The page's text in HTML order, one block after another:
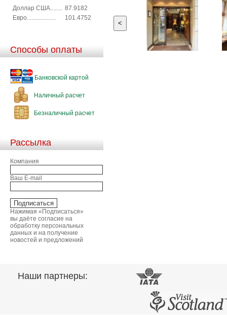
Доллар США........ 87.9182
Евро...................
101.4752
Способы оплаты
Банковской картой
Наличный расчет
Безналичный расчет
Рассылка
Компания
Ваш E-mail
Нажимая «Подписаться»
вы даёте согласие на
обработку персональных
данных и на получение
новостей и предложений
<
Наши партнеры: